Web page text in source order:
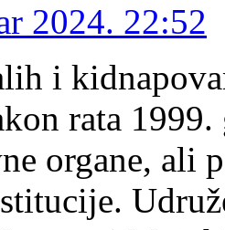
2024. 22:52
i
rata
organe, ali